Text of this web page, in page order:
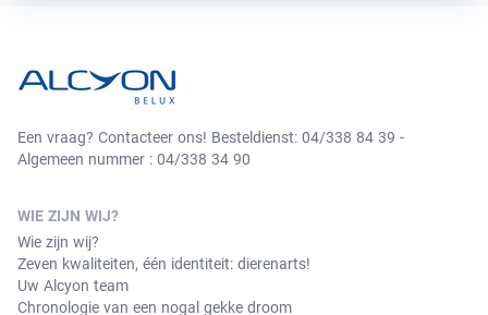
Een vraag? Contacteer ons! Besteldienst: 04/338 84 39 -
Algemeen nummer : 04/338 34 90
WIE ZIJN WIJ?
Wie zijn wij?
Zeven kwaliteiten, één identiteit: dierenarts!
Uw Alcyon team
Chronologie van een nogal gekke droom